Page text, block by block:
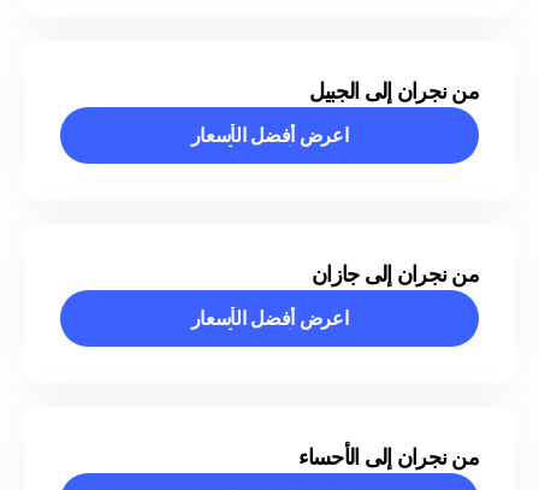
من نجران إلى الجبيل
اعرض أفضل الأسعار
اعرض أفضل الأسعار
من نجران إلى جازان
اعرض أفضل الأسعار
اعرض أفضل الأسعار
من نجران إلى الأحساء